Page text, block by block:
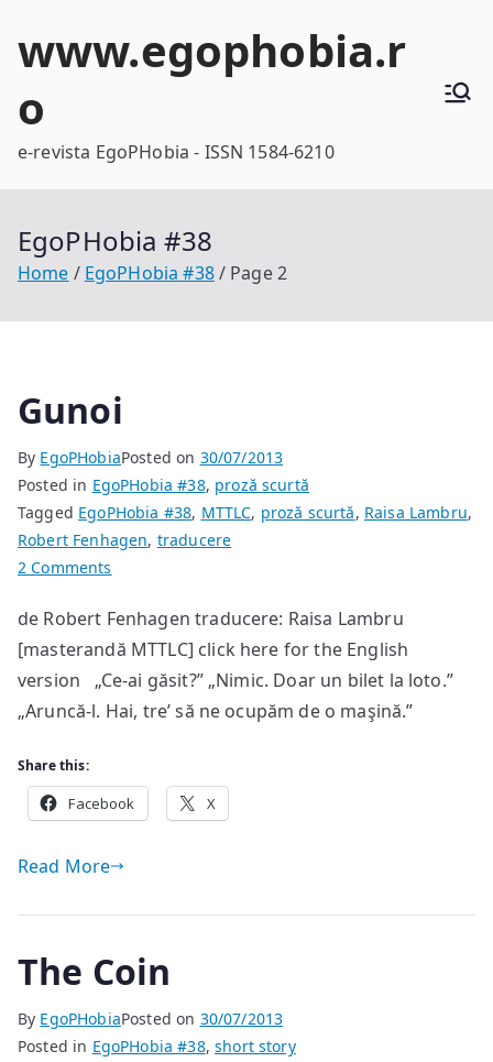
www.egophobia.r
o
e-revista EgoPHobia - ISSN 1584-6210
EgoPHobia #38
Home EgoPHobia #38 Page 2
Gunoi
By EgoPHobiaPosted on 30/07/2013
Posted in EgoPHobia #38, proză scurtă
Tagged EgoPHobia #38, MTTLC, proză scurtă, Raisa Lambru,
Robert Fenhagen, traducere
2 Comments
de Robert Fenhagen traducere: Raisa Lambru
[masterandă MTTLC] click here for the English
version „Ce-ai găsit?” „Nimic. Doar un bilet la loto.”
„Aruncă-l. Hai, tre’ să ne ocupăm de o maşină.”
Share this:
Facebook X
Read More
The Coin
By EgoPHobiaPosted on 30/07/2013
Posted in EgoPHobia #38,short story